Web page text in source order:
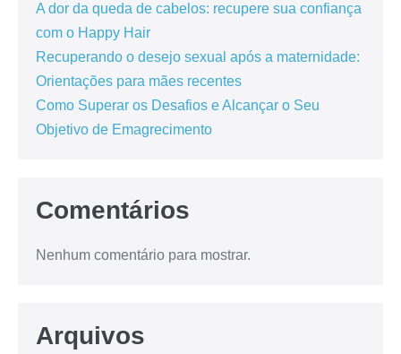
A dor da queda de cabelos: recupere sua confiança
com o Happy Hair
Recuperando o desejo sexual após a maternidade:
Orientações para mães recentes
Como Superar os Desafios e Alcançar o Seu
Objetivo de Emagrecimento
Comentários
Nenhum comentário para mostrar.
Arquivos